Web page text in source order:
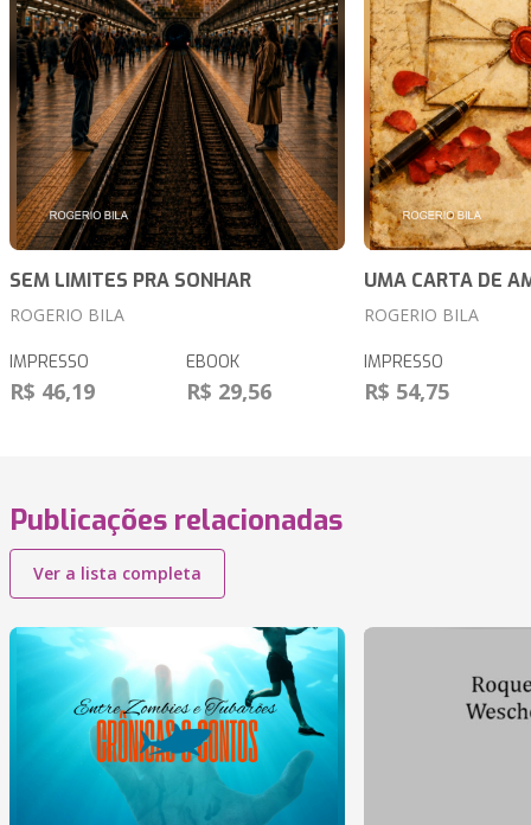
SEM LIMITES PRA SONHAR
ROGERIO BILA
IMPRESSO
R$ 46,19
EBOOK
R$ 29,56
UMA CARTA DE
ROGERIO BILA
IMPRESSO
R$ 54,75
Publicações relacionadas
Ver a lista completa